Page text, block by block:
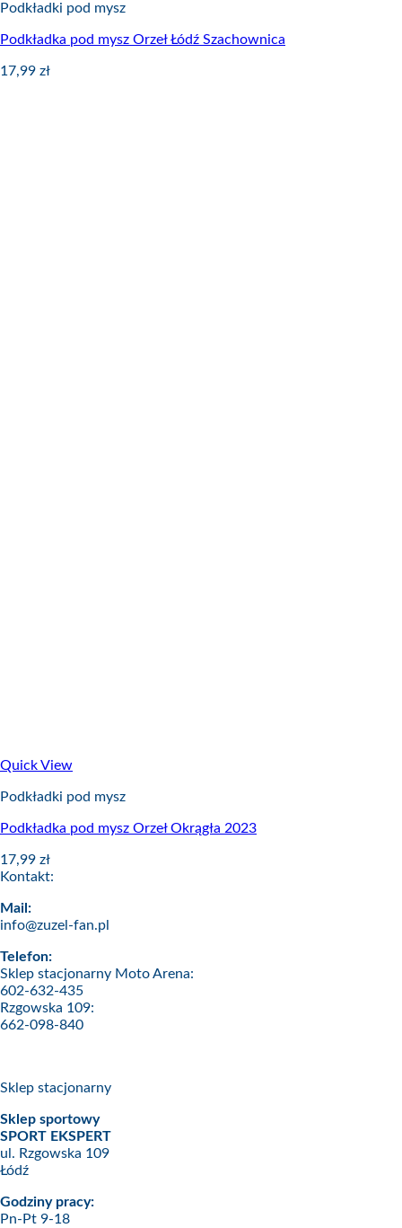
Podkładki pod mysz
Podkładka pod mysz Orzeł Łódź Szachownica
17,99 zł
Quick View
Podkładki pod mysz
Podkładka pod mysz Orzeł Okrągła 2023
17,99 zł
Kontakt:
Mail:
info@zuzel-fan.pl
Telefon:
Sklep stacjonarny Moto Arena:
602-632-435
Rzgowska 109:
662-098-840
Sklep stacjonarny
Sklep sportowy
SPORT EKSPERT
ul. Rzgowska 109
Łódź
Godziny pracy:
Pn-Pt 9-18